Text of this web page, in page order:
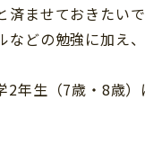
ませておきたい
どの勉強に加え
年生（7歳・8歳